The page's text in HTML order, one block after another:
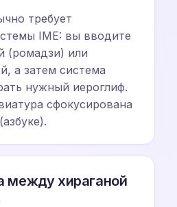
требует
IME: вы вводите
(ромадзи) или
а затем система
нужный иероглиф.
сфокусирована
между хираганой